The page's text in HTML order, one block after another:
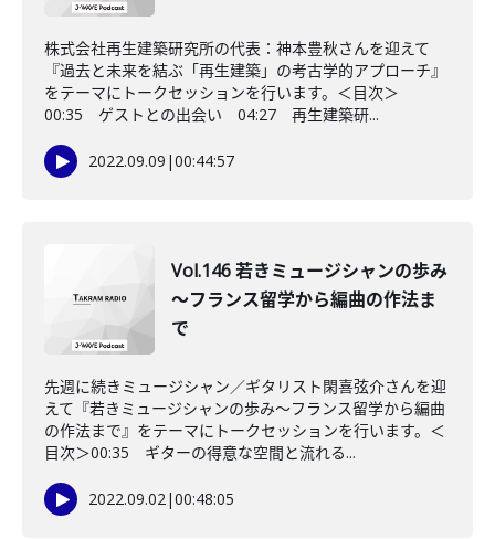
株式会社再生建築研究所の代表：神本豊秋さんを迎えて
『過去と未来を結ぶ「再生建築」の考古学的アプローチ』
をテーマにトークセッションを行います。＜目次＞
00:35 ゲストとの出会い 04:27 再生建築研...
2022.09.09 |00:44:57
Vol.146 若きミュージシャンの歩み
～フランス留学から編曲の作法ま
で
先週に続きミュージシャン／ギタリスト閑喜弦介さんを迎
えて『若きミュージシャンの歩み～フランス留学から編曲
の作法まで』をテーマにトークセッションを行います。＜
目次＞00:35 ギターの得意な空間と流れる...
2022.09.02|00:48:05